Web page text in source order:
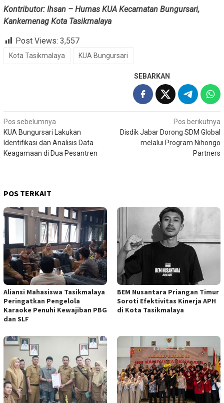
Kontributor: Ihsan – Humas KUA Kecamatan Bungursari,
Kankemenag Kota Tasikmalaya
Post Views: 3,557
Kota Tasikmalaya KUA Bungursari
SEBARKAN
Navigasi
pos
Pos sebelumnya
KUA Bungursari Lakukan
Identifikasi dan Analisis Data
Keagamaan di Dua Pesantren
Pos berikutnya
Disdik Jabar Dorong SDM Global
melalui Program Nihongo
Partners
POS TERKAIT
Aliansi Mahasiswa Tasikmalaya
Peringatkan Pengelola
Karaoke Penuhi Kewajiban PBG
dan SLF
BEM Nusantara Priangan Timur
Soroti Efektivitas Kinerja APH
di Kota Tasikmalaya